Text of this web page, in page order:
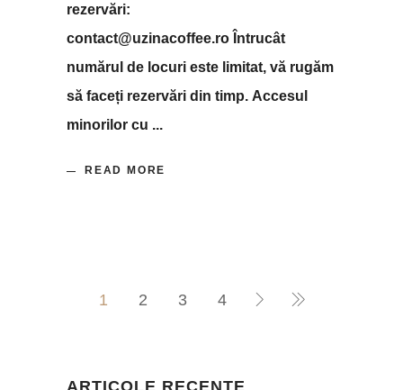
rezervări:
contact@uzinacoffee.ro Întrucât
numărul de locuri este limitat, vă rugăm
să faceți rezervări din timp. Accesul
minorilor cu
READ MORE
1 2 3 4
ARTICOLE RECENTE